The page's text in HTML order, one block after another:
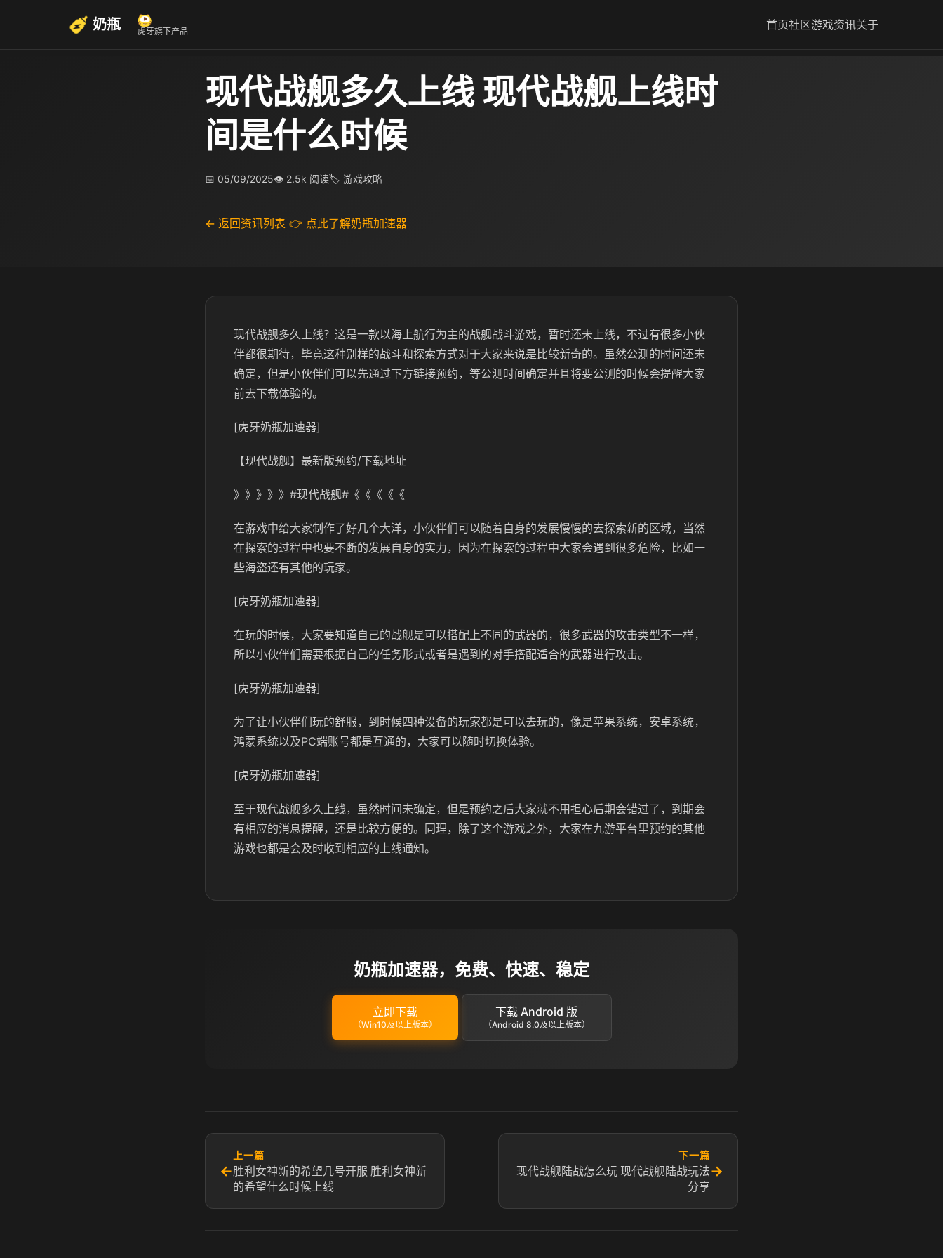
奶瓶 虎牙旗下产品 首页社区游戏资讯关于
现代战舰多久上线 现代战舰上线时
间是什么时候
📅 05/09/2025👁 2.5k 阅读🏷 游戏攻略
← 返回资讯列表 👉 点此了解奶瓶加速器
现代战舰多久上线？这是一款以海上航行为主的战舰战斗游戏，暂时还未上线，不过有很多小伙
伴都很期待，毕竟这种别样的战斗和探索方式对于大家来说是比较新奇的。虽然公测的时间还未
确定，但是小伙伴们可以先通过下方链接预约，等公测时间确定并且将要公测的时候会提醒大家
前去下载体验的。
[虎牙奶瓶加速器]
【现代战舰】最新版预约/下载地址
》》》》》#现代战舰#《《《《《
在游戏中给大家制作了好几个大洋，小伙伴们可以随着自身的发展慢慢的去探索新的区域，当然
在探索的过程中也要不断的发展自身的实力，因为在探索的过程中大家会遇到很多危险，比如一
些海盗还有其他的玩家。
[虎牙奶瓶加速器]
在玩的时候，大家要知道自己的战舰是可以搭配上不同的武器的，很多武器的攻击类型不一样，
所以小伙伴们需要根据自己的任务形式或者是遇到的对手搭配适合的武器进行攻击。
[虎牙奶瓶加速器]
为了让小伙伴们玩的舒服，到时候四种设备的玩家都是可以去玩的，像是苹果系统，安卓系统，
鸿蒙系统以及PC端账号都是互通的，大家可以随时切换体验。
[虎牙奶瓶加速器]
至于现代战舰多久上线，虽然时间未确定，但是预约之后大家就不用担心后期会错过了，到期会
有相应的消息提醒，还是比较方便的。同理，除了这个游戏之外，大家在九游平台里预约的其他
游戏也都是会及时收到相应的上线通知。
奶瓶加速器，免费、快速、稳定
立即下载
（Win10及以上版本）
下载 Android 版
（Android 8.0及以上版本）
←
上一篇
胜利女神新的希望几号开服 胜利女神新
的希望什么时候上线
下一篇
现代战舰陆战怎么玩 现代战舰陆战玩法
分享
→